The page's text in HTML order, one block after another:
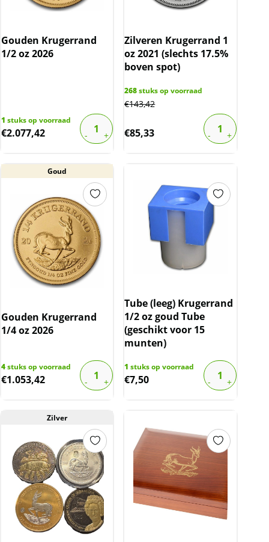
Gouden Krugerrand
1/2 oz 2026
1 stuks op voorraad
€2.077,42
Zilveren Krugerrand 1
oz 2021 (slechts 17.5%
boven spot)
268stuks op voorraad
€143,42
€85,33
Goud
Gouden Krugerrand
1/4 oz 2026
4stuks op voorraad
€1.053,42
Tube (leeg) Krugerrand
1/2 oz goud Tube
(geschikt voor 15
munten)
1 stuks op voorraad
€7,50
Zilver